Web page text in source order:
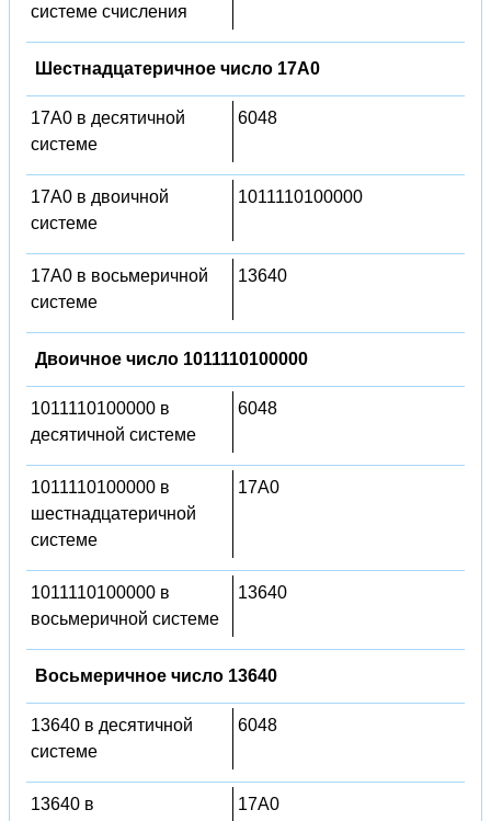
системе счисления
Шестнадцатеричное число 17A0
17A0 в десятичной
системе
6048
17A0 в двоичной
системе
1011110100000
17A0 в восьмеричной
системе
13640
Двоичное число 1011110100000
1011110100000 в
десятичной системе
6048
1011110100000 в
шестнадцатеричной
системе
17A0
1011110100000 в
восьмеричной системе
13640
Восьмеричное число 13640
13640 в десятичной
системе
6048
13640 в
17A0